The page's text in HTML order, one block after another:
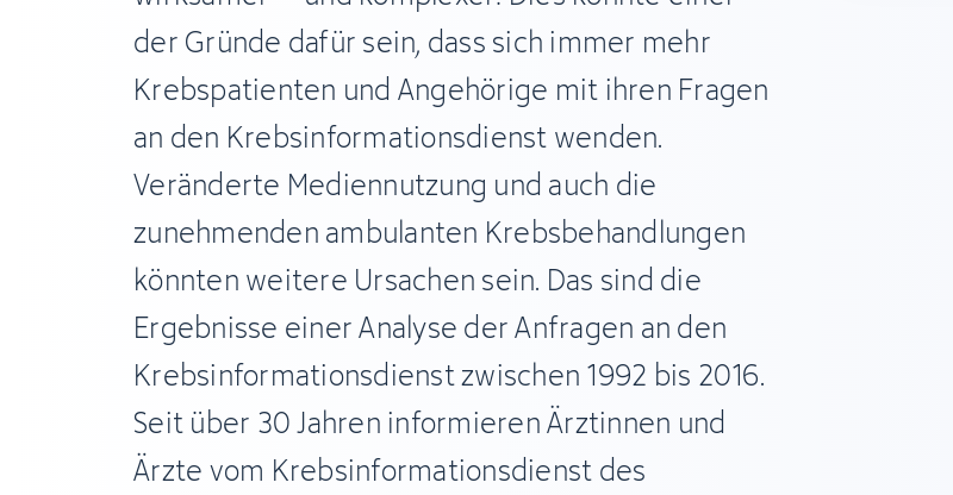
der Gründe dafür sein, dass sich immer mehr
Krebspatienten und Angehörige mit ihren Fragen
an den Krebsinformationsdienst wenden.
Veränderte Mediennutzung und auch die
zunehmenden ambulanten Krebsbehandlungen
könnten weitere Ursachen sein. Das sind die
Ergebnisse einer Analyse der Anfragen an den
Krebsinformationsdienst zwischen 1992 bis 2016.
Seit über 30 Jahren informieren Ärztinnen und
Ärzte vom Krebsinformationsdienst des